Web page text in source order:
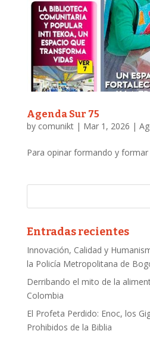
Agenda Sur 75
by comunikt| Mar 1, 2026 |
Para opinar formando y formar
Entradas recientes
Innovación, Calidad y
la Policía Metropolitana de
Derribando el mito de la
Colombia
El Profeta Perdido: Enoc, los
Prohibidos de la Biblia